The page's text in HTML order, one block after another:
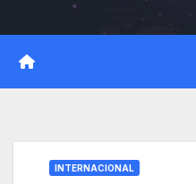
INTERNACIONAL